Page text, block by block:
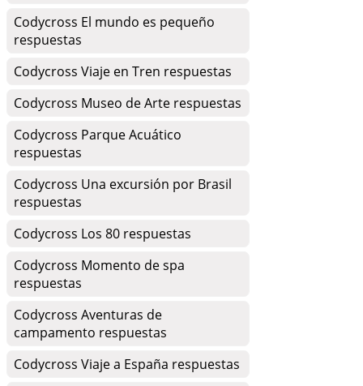
Codycross El mundo es pequeño
respuestas
Codycross Viaje en Tren respuestas
Codycross Museo de Arte respuestas
Codycross Parque Acuático
respuestas
Codycross Una excursión por Brasil
respuestas
Codycross Los 80 respuestas
Codycross Momento de spa
respuestas
Codycross Aventuras de
campamento respuestas
Codycross Viaje a España respuestas